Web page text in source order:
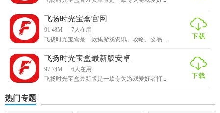
程。
5. 游戏礼包：实时更新礼包中心状态，让用户随时领取到最
新的游戏福利。
【飞扬时光宝盒2026用法】
1. 下载与安装：从官方或安全的下载渠道获取飞扬时光宝盒
2026的安装包，并按照提示进行安装。
飞扬时光宝盒官网
91.43M 7人在用
飞扬时光宝盒是一款集游戏资讯、攻略、交易...
下载
飞扬时光宝盒最新版安卓
97.74M 6人在用
飞扬时光宝盒最新版是一款专为游戏爱好者打...
下载
热门专题